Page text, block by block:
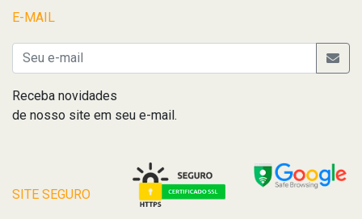
E-MAIL
Receba novidades
de nosso site em seu e-mail.
SITE SEGURO